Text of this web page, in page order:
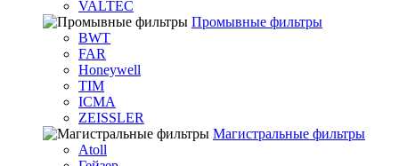
VALTEC
Промывные фильтры
BWT
FAR
Honeywell
TIM
ICMA
ZEISSLER
Магистральные фильтры
Atoll